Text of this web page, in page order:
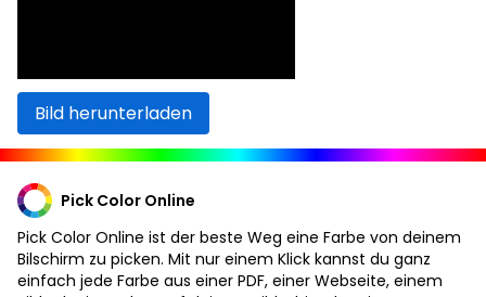
Bild herunterladen
Pick Color Online
Pick Color Online ist der beste Weg eine Farbe von deinem
Bilschirm zu picken. Mit nur einem Klick kannst du ganz
einfach jede Farbe aus einer PDF, einer Webseite, einem